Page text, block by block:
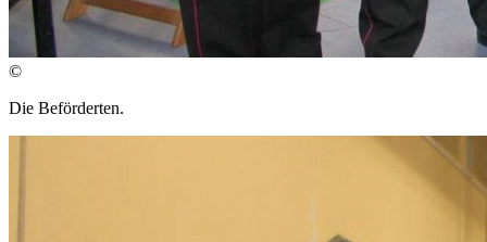
©
Die Beförderten.